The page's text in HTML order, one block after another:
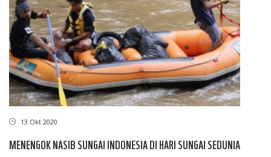
13 Okt 2020
MENENGOK NASIB SUNGAI INDONESIA DI HARI SUNGAI SEDUNIA